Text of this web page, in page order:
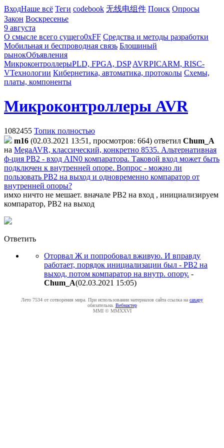
ВходНаше всё Теги codebook 无线电组件 Поиск Опросы
Закон Воскресенье
9 августа
О смысле всего сущего0xFF Средства и методы разработки
Мобильная и беспроводная связь Блошиный
рынокОбъявления
МикроконтроллерыPLD, FPGA, DSP AVRPICARM, RISC-
VТехнологии Кибернетика, автоматика, протоколы Схемы,
платы, компоненты
Микроконтроллеры AVR
1082455 Топик полностью
m16 (02.03.2021 13:51, просмотров: 664) ответил Chum_A
на MegaAVR, классический, конкретно 8535. Альтернативная
ф-ция PB2 - вход AIN0 компаратора. Таковой вход может быть
подключен к внутренней опоре. Вопрос - можно ли
пользовать PB2 на выход и одновременно компаратор от
внутренней опоры?
имхо ничто не мешает. вначале PB2 на вход , инициализируем
компаратор, PB2 на выход
Ответить
Оторвал Ж и попробовал вживую. И вправду
работает, порядок инициализации был - PB2 на
выход, потом компаратор на внутр. опору. -
Chum_A(02.03.2021 15:05)
Лето 7534 от сотворения мира. При использовании материалов сайта ссылка на caxapу
обязательна. Вебмастер
MMI © MMXXVI